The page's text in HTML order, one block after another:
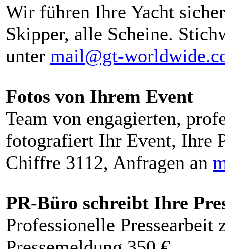
Wir führen Ihre Yacht
Skipper, alle Scheine.
unter mail@gt-
Fotos von Ihrem Event
Team von engagierten,
fotografiert Ihr Event, Ihre
Chiffre 3112, Anfragen an
PR-Büro schreibt Ihre
Professionelle Pressearbeit